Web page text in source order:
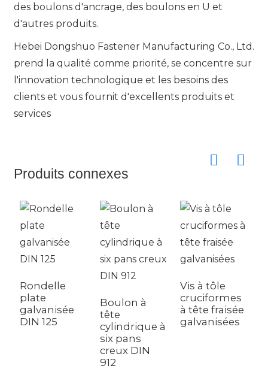
des boulons d'ancrage, des boulons en U et
d'autres produits.
Hebei Dongshuo Fastener Manufacturing Co., Ltd.
prend la qualité comme priorité, se concentre sur
l'innovation technologique et les besoins des
clients et vous fournit d'excellents produits et
services
Produits connexes
Rondelle
plate
galvanisée
DIN 125
Boulon à
tête
cylindrique à
six pans
creux DIN
912
Vis à tôle
cruciformes
à tête fraisée
galvanisées